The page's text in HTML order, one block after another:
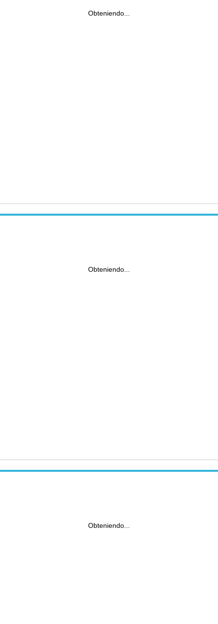
Obteniendo...
Obteniendo...
Obteniendo...